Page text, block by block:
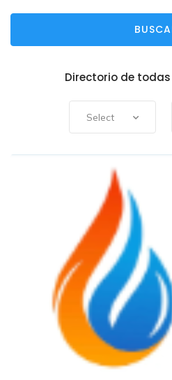
Directorio de
Select